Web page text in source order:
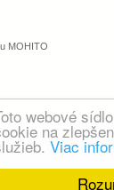
webové
na
Viac
MOHITO
osobných